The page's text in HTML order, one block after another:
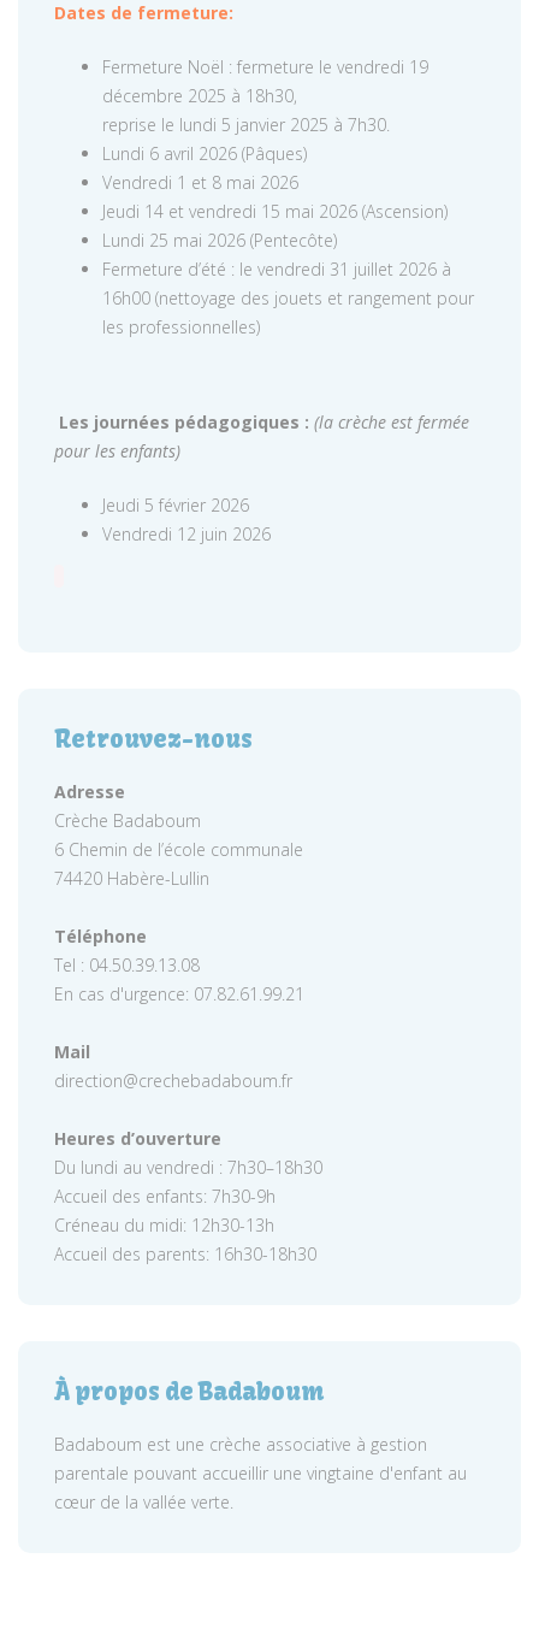
Dates de fermeture:
Fermeture Noël : fermeture le vendredi 19
décembre 2025 à 18h30,
reprise le lundi 5 janvier 2025 à 7h30.
Lundi 6 avril 2026 (Pâques)
Vendredi 1 et 8 mai 2026
Jeudi 14 et vendredi 15 mai 2026 (Ascension)
Lundi 25 mai 2026 (Pentecôte)
Fermeture d’été : le vendredi 31 juillet 2026 à
16h00 (nettoyage des jouets et rangement pour
les professionnelles)
Les journées pédagogiques : (la crèche est fermée
pour les enfants)
Jeudi 5 février 2026
Vendredi 12 juin 2026
Retrouvez-nous
Adresse
Crèche Badaboum
6 Chemin de l’école communale
74420 Habère-Lullin
Téléphone
Tel : 04.50.39.13.08
En cas d'urgence: 07.82.61.99.21
Mail
direction@crechebadaboum.fr
Heures d’ouverture
Du lundi au vendredi : 7h30–18h30
Accueil des enfants: 7h30-9h
Créneau du midi: 12h30-13h
Accueil des parents: 16h30-18h30
À propos de Badaboum
Badaboum est une crèche associative à gestion
parentale pouvant accueillir une vingtaine d'enfant au
cœur de la vallée verte.